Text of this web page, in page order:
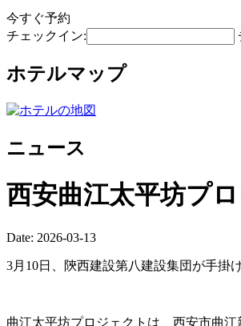
今すぐ予約
チェックイン:
ホテルマップ
ニュース
西安曲江太平坊プ
Date: 2026-03-13
3月10日、陝西建設第八建設集団が手掛
曲江太平坊プロジェクトは、西安市曲